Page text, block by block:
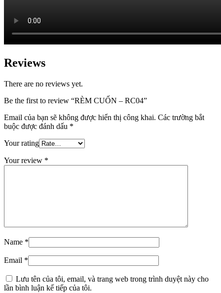
Reviews
There are no reviews yet.
Be the first to review “RÈM CUỐN – RC04”
Email của bạn sẽ không được hiển thị công khai. Các trường bắt
buộc được đánh dấu *
Your rating
Your review *
Name *
Email *
Lưu tên của tôi, email, và trang web trong trình duyệt này cho
lần bình luận kế tiếp của tôi.